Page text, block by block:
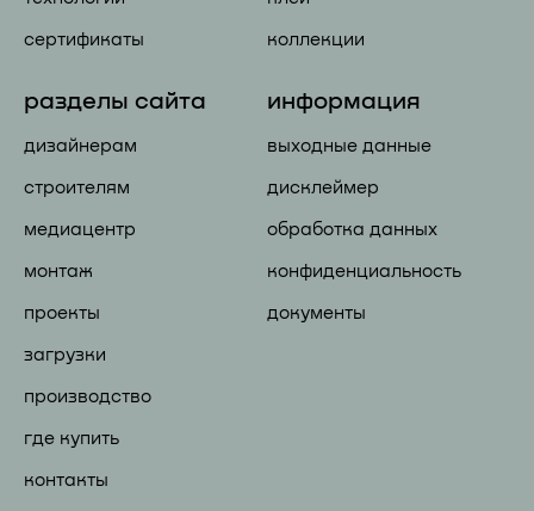
сертификаты коллекции
разделы сайта
дизайнерам
строителям
медиацентр
монтаж
проекты
загрузки
производство
где купить
контакты
информация
выходные данные
дисклеймер
обработка данных
конфиденциальность
документы